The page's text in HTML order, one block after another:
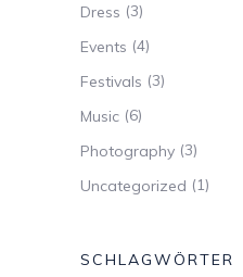
Dress (3)
Events (4)
Festivals (3)
Music (6)
Photography (3)
Uncategorized (1)
SCHLAGWÖRTER